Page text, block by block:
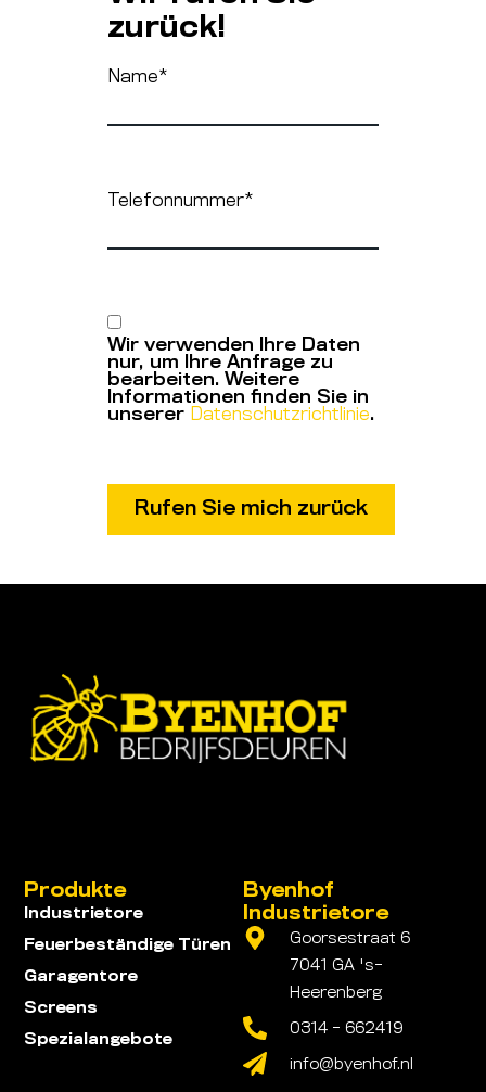
zurück!
Name*
Telefonnummer*
Wir verwenden Ihre Daten
nur, um Ihre Anfrage zu
bearbeiten. Weitere
Informationen finden Sie in
unserer Datenschutzrichtlinie.
Byenhof
Industrietore
Goorsestraat 6
7041 GA 's-
Heerenberg
0314 - 662419
info@byenhof.nl
Produkte
Industrietore
Feuerbeständige Türen
Garagentore
Screens
Spezialangebote